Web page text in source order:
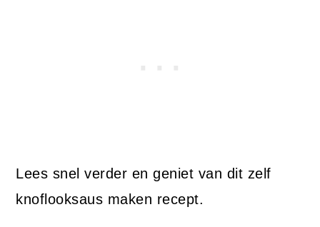
Lees snel verder en geniet van dit zelf
knoflooksaus maken recept.